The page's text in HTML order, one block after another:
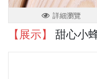
詳細瀏覽
【展示】 甜心小